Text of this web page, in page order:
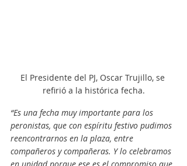
El Presidente del PJ, Oscar Trujillo, se
refirió a la histórica fecha.
“Es una fecha muy importante para los
peronistas, que con espíritu festivo pudimos
reencontrarnos en la plaza, entre
compañeros y compañeras. Y lo celebramos